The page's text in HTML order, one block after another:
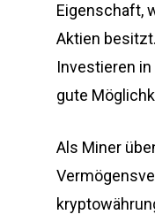
Eigenschaft,
Aktien
Investieren
gute
Als Miner